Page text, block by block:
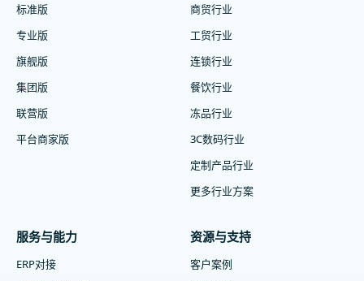
标准版
专业版
旗舰版
集团版
联营版
平台商家版
商贸行业
工贸行业
连锁行业
餐饮行业
冻品行业
3C数码行业
定制产品行业
更多行业方案
服务与能力
ERP对接
资源与支持
客户案例